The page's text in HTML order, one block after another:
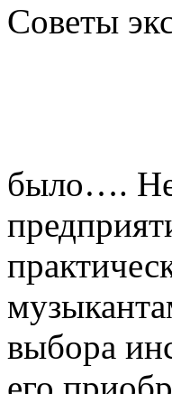
было…. Не
выбора